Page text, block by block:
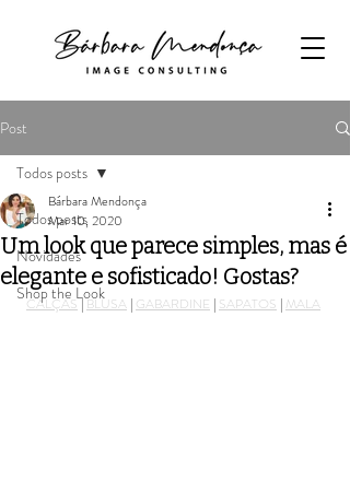
Post
Todos posts
Novidades
Shop the Look
Todos posts
Um look que parece simples, mas é
elegante e sofisticado! Gostas?
Bárbara Mendonça
Mar 10, 2020
CALÇAS | BLUSA | GABARDINE | SAPATOS | MALA